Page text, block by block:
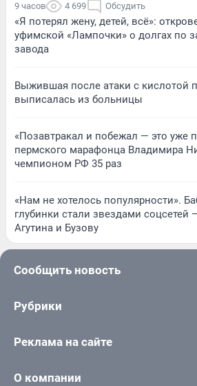
9 часов 4 699 Обсудить
«Я потерял жену, детей, всё»:
уфимской «Лампочки» о долгах по
завода
Выжившая после атаки с кислотой
выписалась из больницы
«Позавтракал и побежал — это уже
пермского марафонца Владимира
чемпионом РФ 35 раз
«Нам не хотелось популярности».
глубинки стали звездами соцсетей
Агутина и Бузову
Сообщить новость
Рубрики
Реклама на сайте
О компании